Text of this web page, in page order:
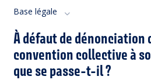
Base légale
À défaut de dénonciation
convention collective à
que se passe-t-il ?